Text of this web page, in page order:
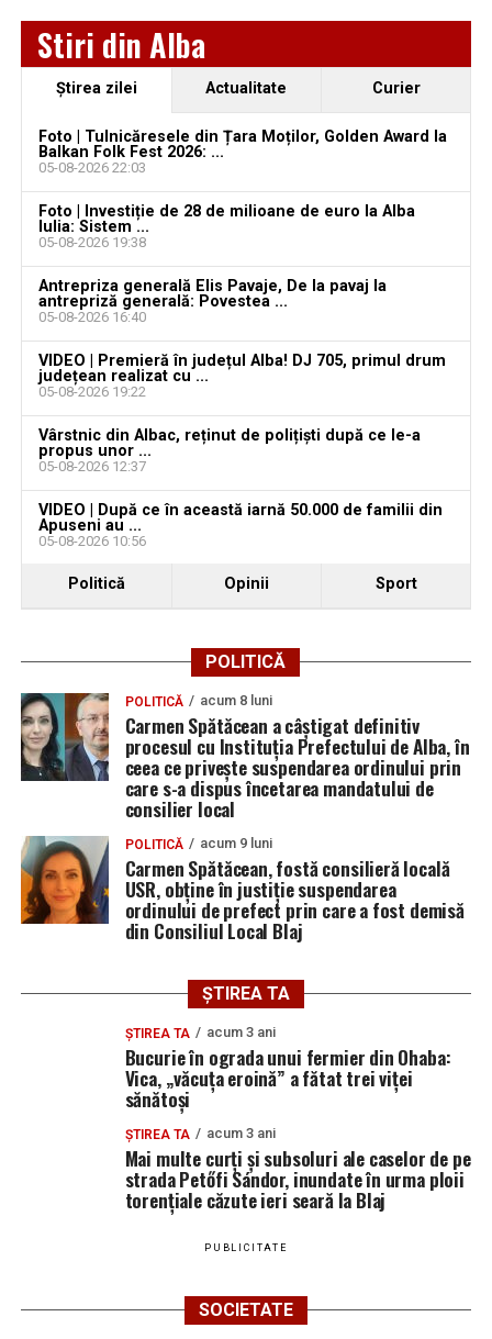
Stiri din Alba
Ştirea zilei Actualitate Curier
Foto | Tulnicăresele din Țara Moților, Golden Award la
Balkan Folk Fest 2026: ...
05-08-2026 22:03
Foto | Investiție de 28 de milioane de euro la Alba
Iulia: Sistem ...
05-08-2026 19:38
Antrepriza generală Elis Pavaje, De la pavaj la
antrepriză generală: Povestea ...
05-08-2026 16:40
VIDEO | Premieră în județul Alba! DJ 705, primul drum
județean realizat cu ...
05-08-2026 19:22
Vârstnic din Albac, reținut de polițiști după ce le-a
propus unor ...
05-08-2026 12:37
VIDEO | După ce în această iarnă 50.000 de familii din
Apuseni au ...
05-08-2026 10:56
Politică Opinii Sport
POLITICĂ
POLITICĂ acum 8 luni
Carmen Spătăcean a câștigat definitiv
procesul cu Instituția Prefectului de Alba, în
ceea ce privește suspendarea ordinului prin
care s-a dispus încetarea mandatului de
consilier local
POLITICĂ acum 9 luni
Carmen Spătăcean, fostă consilieră locală
USR, obține în justiție suspendarea
ordinului de prefect prin care a fost demisă
din Consiliul Local Blaj
ȘTIREA TA
ȘTIREA TA acum 3 ani
Bucurie în ograda unui fermier din Ohaba:
Vica, „văcuța eroină” a fătat trei viței
sănătoși
ȘTIREA TA acum 3 ani
Mai multe curți și subsoluri ale caselor de pe
strada Petőfi Sándor, inundate în urma ploii
torențiale căzute ieri seară la Blaj
PUBLICITATE
SOCIETATE